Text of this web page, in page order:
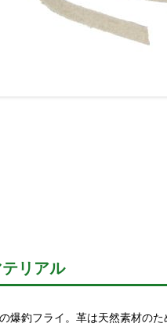
リアル
爆釣フライ。革は天然素材の